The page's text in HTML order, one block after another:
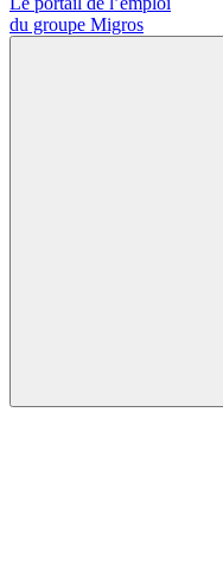
du groupe Migros